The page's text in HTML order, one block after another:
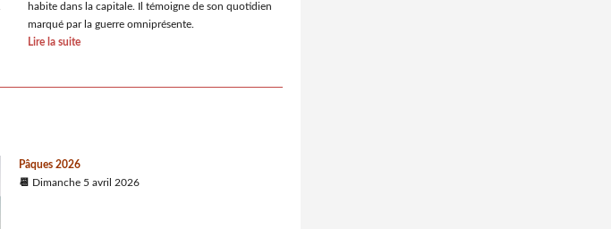
habite dans la capitale. Il témoigne de son quotidien
marqué par la guerre omniprésente.
Lire la suite
Pâques 2026
📆 Dimanche 5 avril 2026